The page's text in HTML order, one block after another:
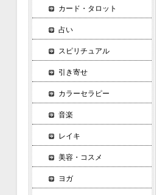
カード・タロット
占い
スピリチュアル
引き寄せ
カラーセラピー
音楽
レイキ
美容・コスメ
ヨガ